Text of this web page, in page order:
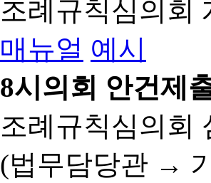
조례규칙심의회
매뉴얼 예시
8시의회 안건제
조례규칙심의회
(법무담당관 →